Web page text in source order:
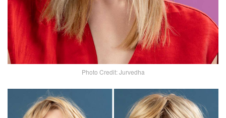
Photo Credit: Jurvedha